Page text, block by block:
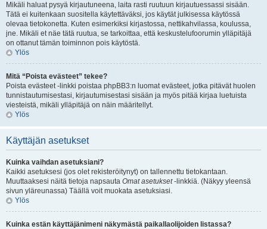
Mikäli haluat pysyä kirjautuneena, laita rasti ruutuun kirjautuessassi sisään.
Tätä ei kuitenkaan suositella käytettäväksi, jos käytät julkisessa käytössä
olevaa tietokonetta. Kuten esimerkiksi kirjastossa, nettikahvilassa, koulussa,
jne. Mikäli et näe tätä ruutua, se tarkoittaa, että keskustelufoorumin ylläpitäjä
on ottanut tämän toiminnon pois käytöstä.
Ylös
Mitä “Poista evästeet” tekee?
Poista evästeet -linkki poistaa phpBB3:n luomat evästeet, jotka pitävät huolen
tunnistautumisestasi, kirjautumisestasi sisään ja myös pitää kirjaa luetuista
viesteistä, mikäli ylläpitäjä on näin määritellyt.
Ylös
Käyttäjän asetukset
Kuinka vaihdan asetuksiani?
Kaikki asetuksesi (jos olet rekisteröitynyt) on tallennettu tietokantaan.
Muuttaaksesi näitä tietoja napsauta Omat asetukset-linkkiä. (Näkyy yleensä
sivun yläreunassa) Täällä voit muokata asetuksiasi.
Ylös
Kuinka estän käyttäjänimeni näkymästä paikallaolijoiden listassa?